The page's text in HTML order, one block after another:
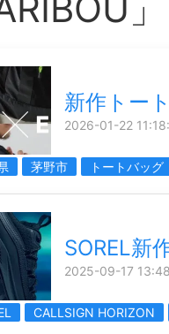
新作トー
2026-01-22
茅野市 トートバッグ
SOREL新
2025-09-17
CALLSIGN HORIZON